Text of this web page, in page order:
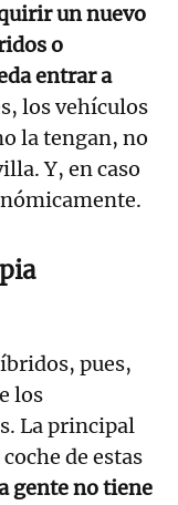
un nuevo
o
entrar a
los vehículos
la tengan, no
Y, en caso
pues,
los
La principal
de estas
gente no tiene